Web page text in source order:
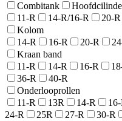
Combitank
11-R
14-R/16-R 20-R
Kolom
14-R
16-R 20-R
Kraan band
11-R
14-R 16-R
36-R
40-R
Onderlooprollen
11-R
13R 14-R 16-
24-R
25R 27-R 30-R